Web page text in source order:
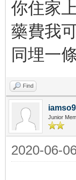
你住家
藥費我
同埋一
Find
Junior
2020-06-